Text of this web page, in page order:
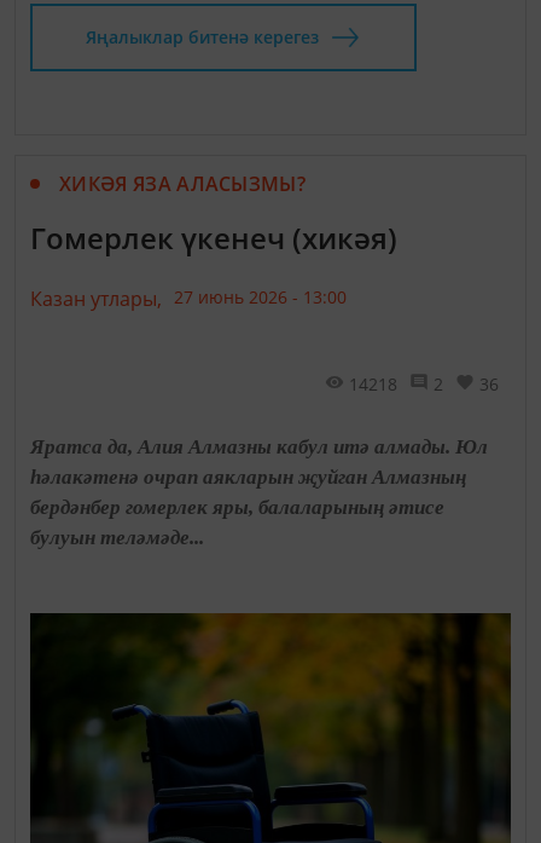
Яңалыклар битенә керегез
ХИКӘЯ ЯЗА АЛАСЫЗМЫ?
Гомерлек үкенеч (хикәя)
Казан утлары, 27 июнь 2026 - 13:00
14218 2 36
Яратса да, Алия Алмазны кабул итә алмады. Юл
һәлакәтенә очрап аякларын җуйган Алмазның
бердәнбер гомерлек яры, балаларының әтисе
булуын теләмәде...